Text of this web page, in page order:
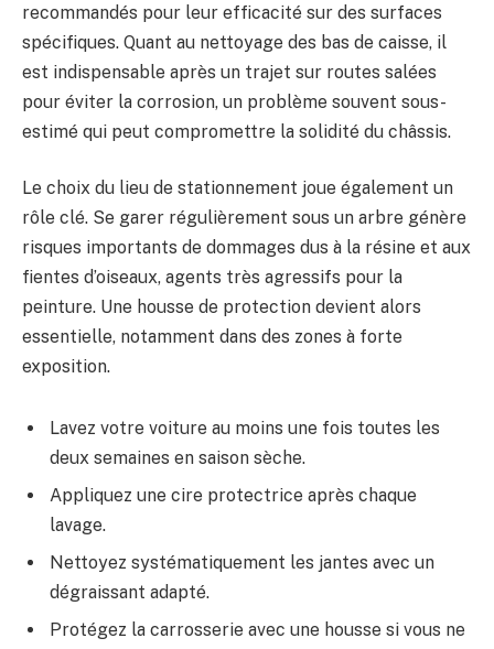
recommandés pour leur efficacité sur des surfaces
spécifiques. Quant au nettoyage des bas de caisse, il
est indispensable après un trajet sur routes salées
pour éviter la corrosion, un problème souvent sous-
estimé qui peut compromettre la solidité du châssis.
Le choix du lieu de stationnement joue également un
rôle clé. Se garer régulièrement sous un arbre génère
risques importants de dommages dus à la résine et aux
fientes d’oiseaux, agents très agressifs pour la
peinture. Une housse de protection devient alors
essentielle, notamment dans des zones à forte
exposition.
Lavez votre voiture au moins une fois toutes les
deux semaines en saison sèche.
Appliquez une cire protectrice après chaque
lavage.
Nettoyez systématiquement les jantes avec un
dégraissant adapté.
Protégez la carrosserie avec une housse si vous ne